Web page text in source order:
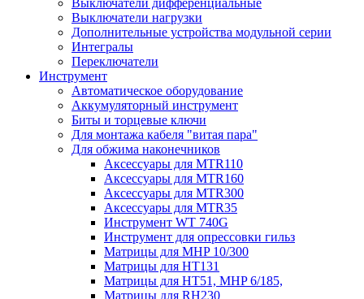
Выключатели нагрузки
Дополнительные устройства модульной серии
Интегралы
Переключатели
Инструмент
Автоматическое оборудование
Аккумуляторный инструмент
Биты и торцевые ключи
Для монтажа кабеля "витая пара"
Для обжима наконечников
Аксессуары для MTR110
Аксессуары для MTR160
Аксессуары для MTR300
Аксессуары для MTR35
Инструмент WT 740G
Инструмент для опрессовки гильз
Матрицы для MHP 10/300
Матрицы для НТ131
Матрицы для НТ51, MHP 6/185,
Матрицы для RH230